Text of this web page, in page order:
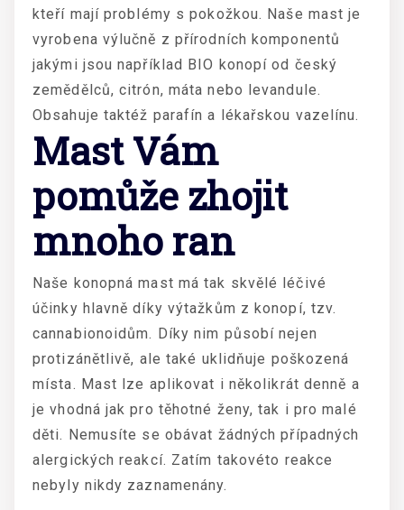
kteří mají problémy s pokožkou. Naše mast je
vyrobena výlučně z přírodních komponentů
jakými jsou například BIO konopí od český
zemědělců, citrón, máta nebo levandule.
Obsahuje taktéž parafín a lékařskou vazelínu.
Mast Vám
pomůže zhojit
mnoho ran
Naše konopná mast má tak skvělé léčivé
účinky hlavně díky výtažkům z konopí, tzv.
cannabionoidům. Díky nim působí nejen
protizánětlivě, ale také uklidňuje poškozená
místa. Mast lze aplikovat i několikrát denně a
je vhodná jak pro těhotné ženy, tak i pro malé
děti. Nemusíte se obávat žádných případných
alergických reakcí. Zatím takovéto reakce
nebyly nikdy zaznamenány.